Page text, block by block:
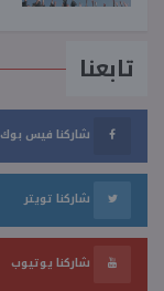
تابعنا
شاركنا فيس بوك
شاركنا تويتر
شاركنا يوتيوب